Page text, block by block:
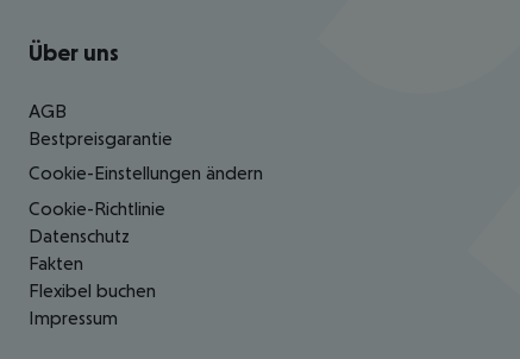
Footer navigation
Über uns
AGB
Bestpreisgarantie
Cookie-Einstellungen ändern
Cookie-Richtlinie
Datenschutz
Fakten
Flexibel buchen
Impressum